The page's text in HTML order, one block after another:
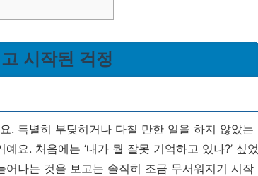
시작된 걱정
. 특별히 부딪히거나 다칠 만한 일을 하지 않았는
요. 처음에는 ‘내가 뭘 잘못 기억하고 있나?’ 싶었
나는 것을 보고는 솔직히 조금 무서워지기 시작